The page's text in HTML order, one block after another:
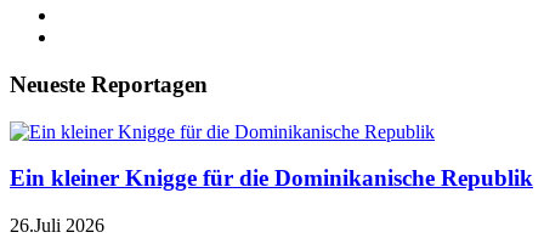
Neueste Reportagen
Ein kleiner Knigge für die Dominikanische Republik
26.Juli 2026